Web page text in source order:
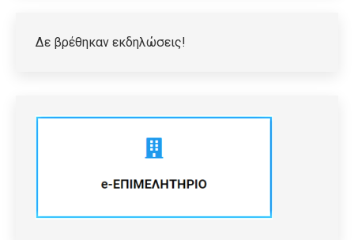
Δε βρέθηκαν εκδηλώσεις!